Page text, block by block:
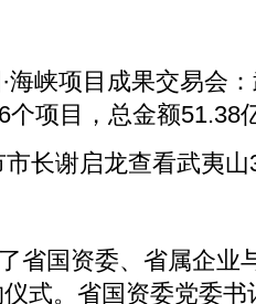
长谢启龙查看武夷山
省国资委、省属企业
式。省国资委党委